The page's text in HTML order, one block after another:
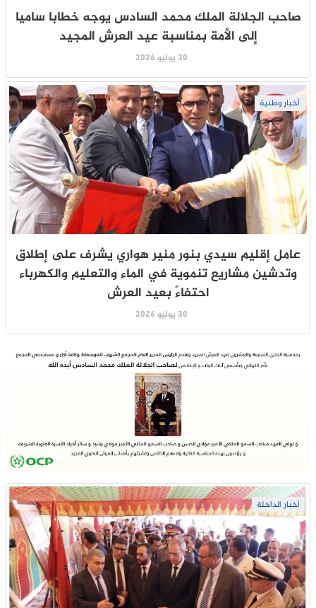
صاحب الجلالة الملك محمد السادس يوجه خطابا ساميا
إلى الأمة بمناسبة عيد العرش المجيد
30 يوليو 2026
أخبار وطنية
عامل إقليم سيدي بنور منير هواري يشرف على إطلاق
وتدشين مشاريع تنموية في الماء والتعليم والكهرباء
احتفاءً بعيد العرش
30 يوليو 2026
أخبار الداخلة